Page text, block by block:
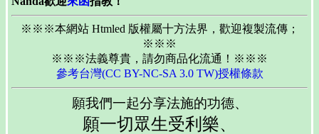
※※※本網站 Htmled 版權屬十方法界，歡迎複製流傳；
※※※
※※※法義尊貴，請勿商品化流通！※※※
參考台灣(CC BY-NC-SA 3.0 TW)授權條款
願我們一起分享法施的功德、
願一切眾生受利樂、